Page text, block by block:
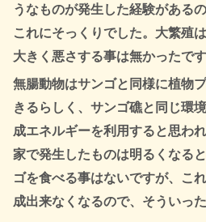
うなものが発生した経験がある
これにそっくりでした。大繁殖
大きく悪さする事は無かったです
無腸動物はサンゴと同様に植物
きるらしく、サンゴ礁と同じ環
成エネルギーを利用すると思わ
家で発生したものは明るくなる
ゴを食べる事はないですが、こ
成出来なくなるので、そういっ